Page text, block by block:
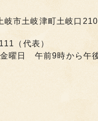
市土岐津町土岐口
（代表）
曜日 午前9時から午